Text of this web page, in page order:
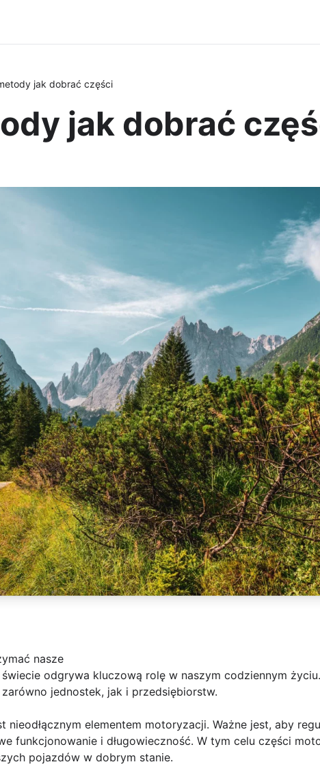
jak dobrać części
jak dobrać
nasze
odgrywa kluczową rolę w naszym codziennym
jednostek, jak i przedsiębiorstw.
nieodłącznym elementem motoryzacji. Ważne jest, aby
funkcjonowanie i długowieczność. W tym celu części
pojazdów w dobrym stanie.